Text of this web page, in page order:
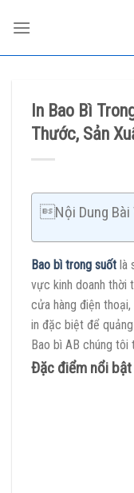
In Bao Bì
Thước, Sản
Nội Dung Bài
Bao bì trong suốt là
vực kinh doanh thời
cửa hàng điện
in đặc biệt để
Bao bì AB chúng tôi
Đặc điểm nổi